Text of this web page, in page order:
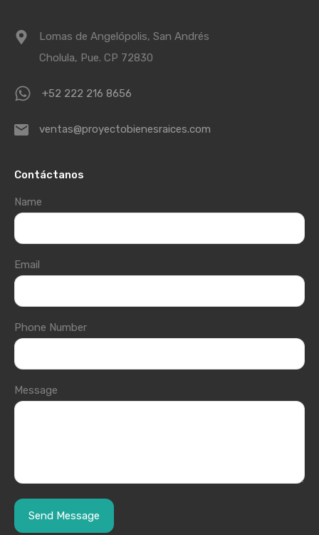
Lomas de Angelópolis, San Andrés
Cholula, Pue. CP 72830
+52 222 216 8656
ventas@proyectobienesraices.com
Contáctanos
Name
Email
Phone Number
Message